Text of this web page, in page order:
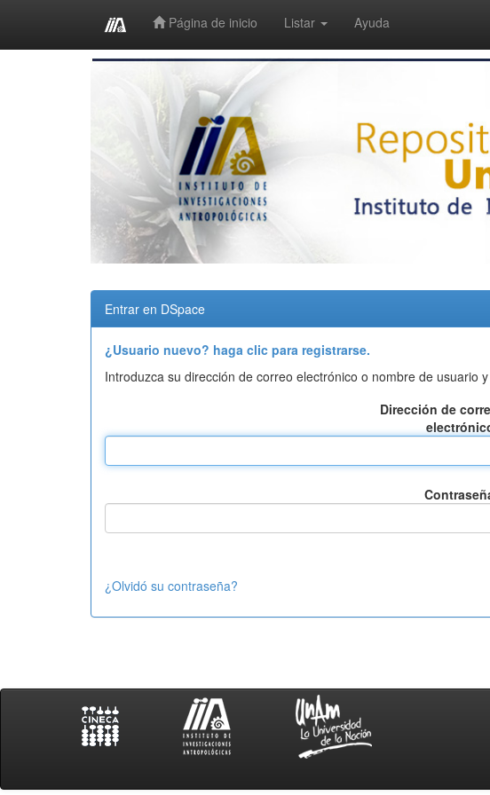
Página de inicio Listar Ayuda
Entrar en DSpace
¿Usuario nuevo? haga clic para registrarse.
Introduzca su dirección de correo electrónico o nombre de usuario
Dirección de
¿Olvidó su contraseña?